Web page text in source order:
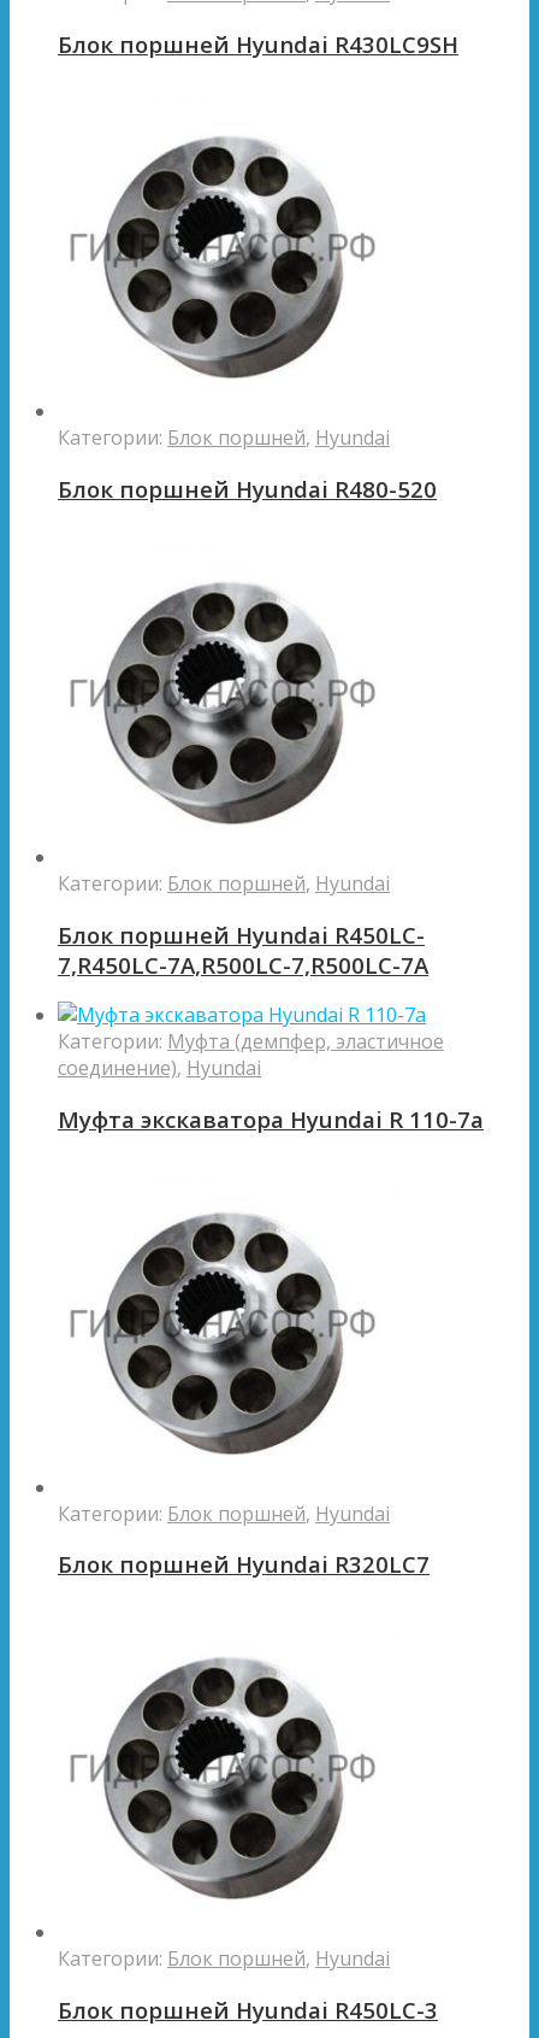
Блок поршней Hyundai R430LC9SH
Категории: Блок поршней, Hyundai
Блок поршней Hyundai R480-520
Категории: Блок поршней, Hyundai
Блок поршней Hyundai R450LC-
7,R450LC-7A,R500LC-7,R500LC-7A
Категории: Муфта (демпфер, эластичное
соединение), Hyundai
Муфта экскаватора Hyundai R 110-7a
Категории: Блок поршней, Hyundai
Блок поршней Hyundai R320LC7
Категории: Блок поршней, Hyundai
Блок поршней Hyundai R450LC-3